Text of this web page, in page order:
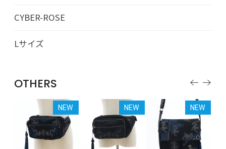
CYBER-ROSE
Lサイズ
OTHERS
NEW NEW NEW